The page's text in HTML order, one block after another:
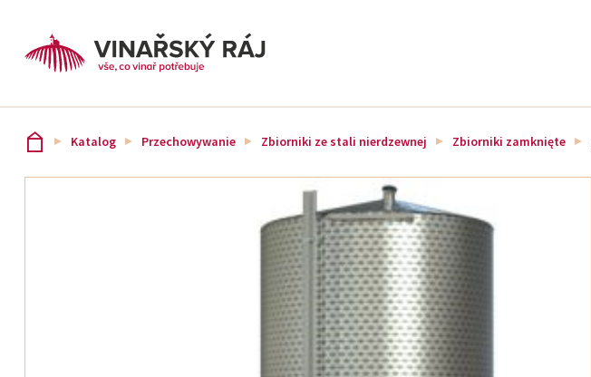
Katalog Przechowywanie Zbiorniki ze stali nierdzewnej Zbiorniki zamknięte